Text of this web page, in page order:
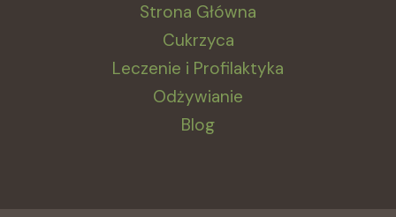
Strona Główna
Cukrzyca
Leczenie i Profilaktyka
Odżywianie
Blog